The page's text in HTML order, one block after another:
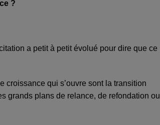
?
a petit à petit évolué pour dire que ce
croissance qui s’ouvre sont la transition
grands plans de relance, de refondation ou